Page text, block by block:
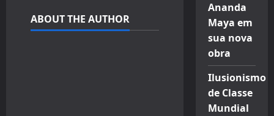
ABOUT THE AUTHOR
Ananda
Maya em
sua nova
obra
Ilusionismo
de Classe
Mundial